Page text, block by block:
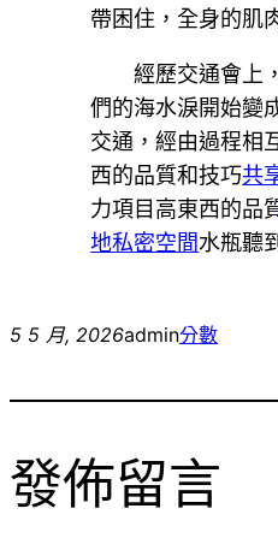
帶困住，全身的肌
經歷交通會上
們的海水淚開始變
交通，經由過程相
西的品質和技巧共
力項目高東西的品
地私密空間水瓶聽
5 5 月, 2026admin分數
發佈留言